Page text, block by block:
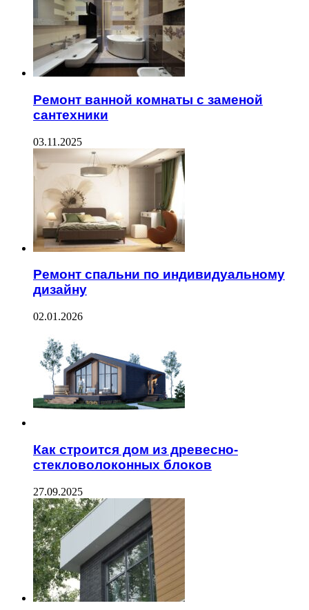
Ремонт ванной комнаты с заменой
сантехники
03.11.2025
Ремонт спальни по индивидуальному
дизайну
02.01.2026
Как строится дом из древесно-
стекловолоконных блоков
27.09.2025